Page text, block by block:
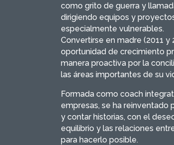
como grito de guerra y
dirigiendo equipos y
especialmente vulnerables.
Convertirse en madre (2011
oportunidad de crecimiento
manera proactiva por la
las áreas importantes de su
Formada como coach
empresas, se ha reinventado
y contar historias, con el
equilibrio y las relaciones
para hacerlo posible.